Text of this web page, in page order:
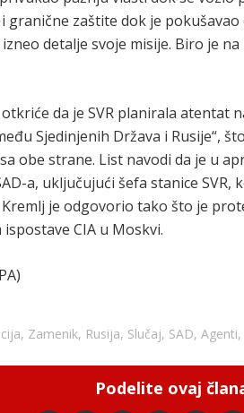
granične zaštite dok je pokušavao
detalje svoje misije. Biro je
da je SVR planirala atentat
Sjedinjenih Država i Rusije“,
obe strane. List navodi da je u
a, uključujući šefa stanice
je odgovorio tako što je
CIA u Moskvi.
, Zamenik, Rusija, Slučaj, SAD, Agenti,
Podelite ovaj